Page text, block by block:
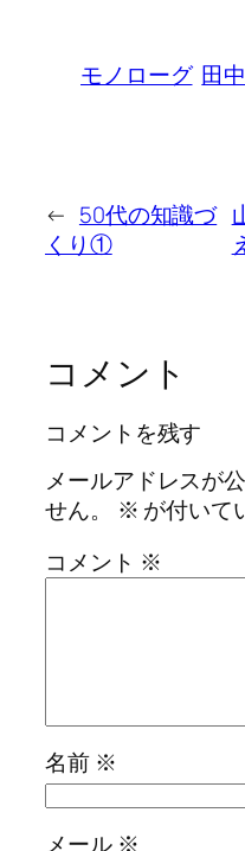
モノローグ 田
← 50代の知識づ
くり①
コメント
コメントを残す
メールアドレスが
せん。
※ が付いて
コメント ※
名前 ※
メール ※